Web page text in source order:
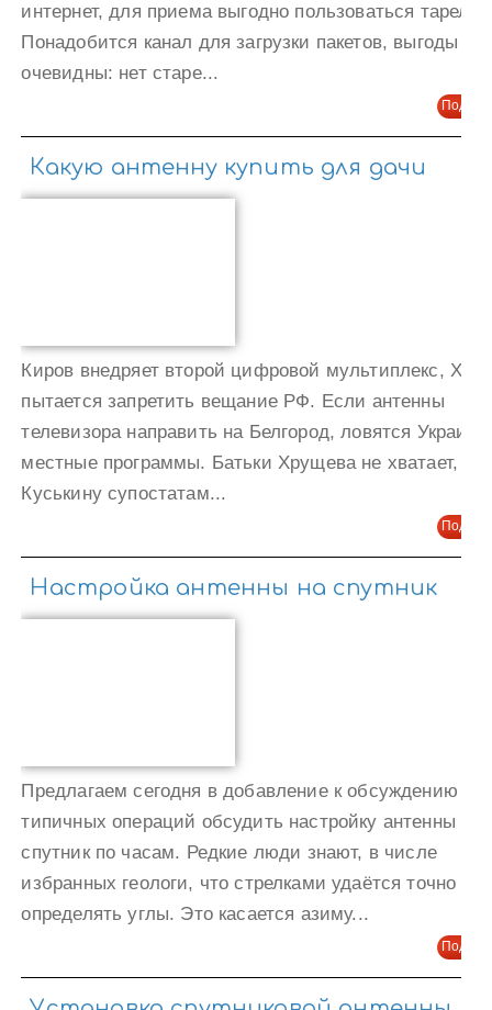
интернет, для приема выгодно пользоваться
Понадобится канал для загрузки пакетов, выгоды
очевидны: нет старе...
Какую антенну купить для дачи
Киров внедряет второй цифровой мультиплекс,
пытается запретить вещание РФ. Если антенны
телевизора направить на Белгород, ловятся
местные программы. Батьки Хрущева не хватает,
Куськину супостатам...
Настройка антенны на спутник
Предлагаем сегодня в добавление к обсуждению
типичных операций обсудить настройку антенны на
спутник по часам. Редкие люди знают, в числе
избранных геологи, что стрелками удаётся точно
определять углы. Это касается азиму...